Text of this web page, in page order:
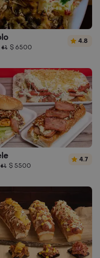
$ 6500
4.8
$ 5500
4.7